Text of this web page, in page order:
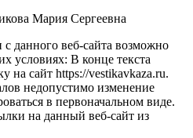
Мария Сергеевна
данного веб-сайта возможно
условиях: В конце текста
на сайт https://vestikavkaza.ru.
недопустимо изменение
в первоначальном виде.
на данный веб-сайт из